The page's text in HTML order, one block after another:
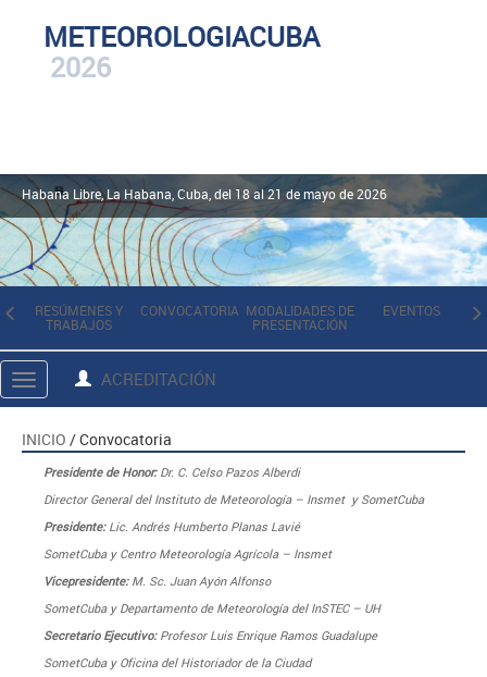
METEOROLOGIACUBA
2026
Habana Libre, La Habana, Cuba, del 18 al 21 de mayo de 2026
RESÚMENES Y
TRABAJOS
CONVOCATORIA MODALIDADES DE
PRESENTACIÓN
EVENTOS
Toggle
navigation
ACREDITACIÓN
INICIO / Convocatoria
Presidente de Honor:Dr. C. Celso Pazos Alberdi
Director General del Instituto de Meteorología – Insmet y SometCuba
Presidente:Lic. Andrés Humberto Planas Lavié
SometCuba y Centro Meteorología Agrícola – Insmet
Vicepresidente: M. Sc. Juan Ayón Alfonso
SometCuba y Departamento de Meteorología del InSTEC – UH
Secretario Ejecutivo: Profesor Luis Enrique Ramos Guadalupe
SometCuba y Oficina del Historiador de la Ciudad